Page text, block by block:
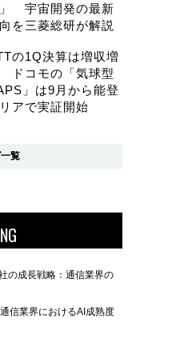
宇宙開発の最新
を三菱総研が解説
の1Q決算は増収増
ドコモの「気球型
」は9月から能登
アで実証開始
覧
の成長戦略：通信業界の
信業界におけるAI成熟度